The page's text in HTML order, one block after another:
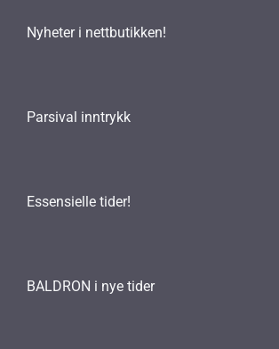
Nyheter i nettbutikken!
Parsival inntrykk
Essensielle tider!
BALDRON i nye tider